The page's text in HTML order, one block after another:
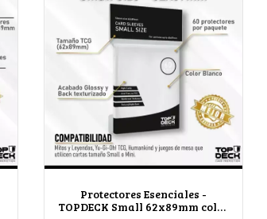
Protectores Esenciales -
TOPDECK Small 62x89mm color